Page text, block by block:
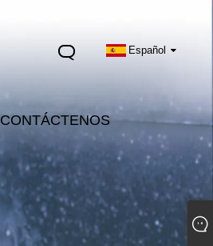
Español
CONTÁCTENOS